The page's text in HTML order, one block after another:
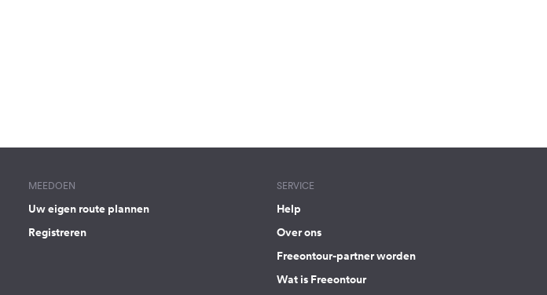
MEEDOEN
Uw eigen route plannen
Registreren
SERVICE
Help
Over ons
Freeontour-partner worden
Wat is Freeontour